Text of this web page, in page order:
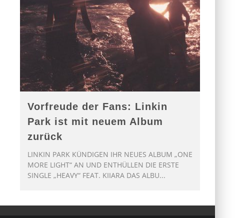
Vorfreude der Fans: Linkin
Park ist mit neuem Album
zurück
LINKIN PARK KÜNDIGEN IHR NEUES ALBUM „ONE
MORE LIGHT“ AN UND ENTHÜLLEN DIE ERSTE
SINGLE „HEAVY“ FEAT. KIIARA DAS ALBU...